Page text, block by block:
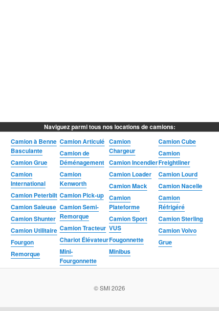
Naviguez parmi tous nos locations de camions:
Camion à Benne
Basculante
Camion Articulé Camion
Chargeur
Camion Cube
Camion de
Déménagement
Camion
Freightliner
Camion Grue
Camion Incendier
Camion
International
Camion
Kenworth
Camion Loader
Camion Lourd
Camion Mack
Camion Nacelle
Camion Peterbilt Camion Pick-up
Camion
Plateforme
Camion
Réfrigéré
Camion Saleuse Camion Semi-
Remorque
Camion Shunter
Camion Sport
VUS
Camion Sterling
Camion Tracteur
Camion Utilitaire
Camion Volvo
Chariot ÉlévateurFougonnette
Fourgon
Grue
Mini-
Fourgonnette
Minibus
Remorque
© SMI 2026